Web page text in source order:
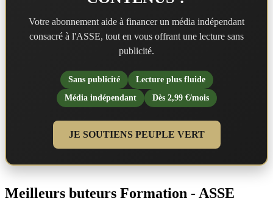
Votre abonnement aide à financer un média indépendant
consacré à l'ASSE, tout en vous offrant une lecture sans
publicité.
Sans publicité
Lecture plus fluide
Média indépendant
Dès 2,99 €/mois
JE SOUTIENS PEUPLE VERT
Meilleurs buteurs Formation - ASSE